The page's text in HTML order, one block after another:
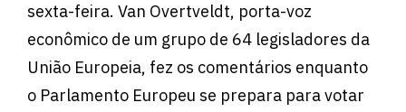
sexta-feira. Van Overtveldt, porta-voz
econômico de um grupo de 64 legisladores da
União Europeia, fez os comentários enquanto
o Parlamento Europeu se prepara para votar